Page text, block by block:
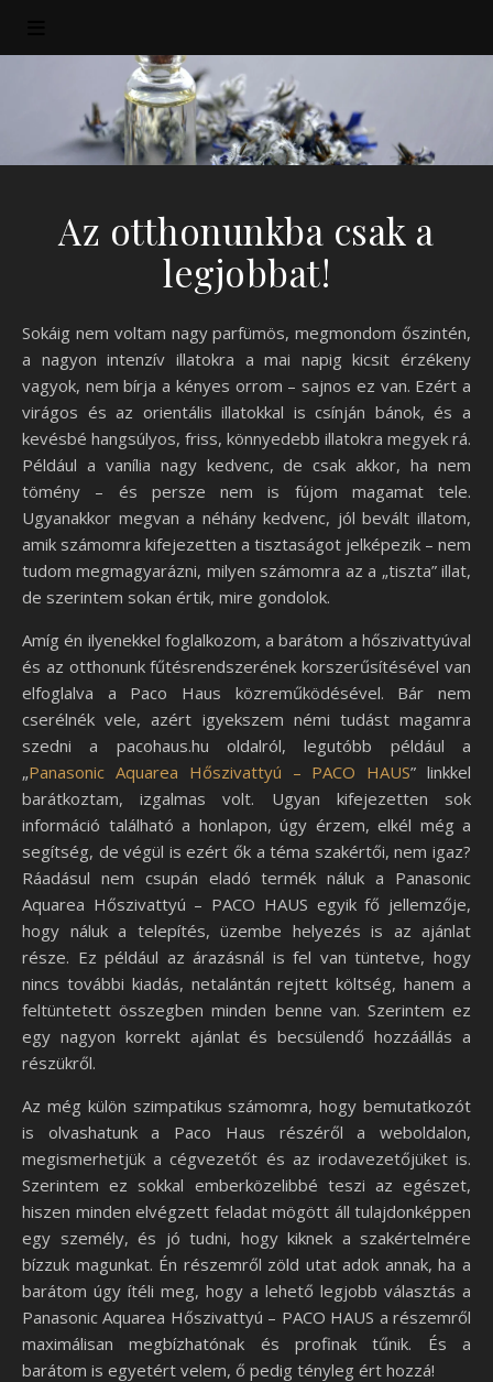
Az otthonunkba csak a
legjobbat!
Sokáig nem voltam nagy parfümös, megmondom őszintén,
a nagyon intenzív illatokra a mai napig kicsit érzékeny
vagyok, nem bírja a kényes orrom – sajnos ez van. Ezért a
virágos és az orientális illatokkal is csínján bánok, és a
kevésbé hangsúlyos, friss, könnyedebb illatokra megyek rá.
Például a vanília nagy kedvenc, de csak akkor, ha nem
tömény – és persze nem is fújom magamat tele.
Ugyanakkor megvan a néhány kedvenc, jól bevált illatom,
amik számomra kifejezetten a tisztaságot jelképezik – nem
tudom megmagyarázni, milyen számomra az a „tiszta” illat,
de szerintem sokan értik, mire gondolok.
Amíg én ilyenekkel foglalkozom, a barátom a hőszivattyúval
és az otthonunk fűtésrendszerének korszerűsítésével van
elfoglalva a Paco Haus közreműködésével. Bár nem
cserélnék vele, azért igyekszem némi tudást magamra
szedni a pacohaus.hu oldalról, legutóbb például a
„Panasonic Aquarea Hőszivattyú – PACO HAUS” linkkel
barátkoztam, izgalmas volt. Ugyan kifejezetten sok
információ található a honlapon, úgy érzem, elkél még a
segítség, de végül is ezért ők a téma szakértői, nem igaz?
Ráadásul nem csupán eladó termék náluk a Panasonic
Aquarea Hőszivattyú – PACO HAUS egyik fő jellemzője,
hogy náluk a telepítés, üzembe helyezés is az ajánlat
része. Ez például az árazásnál is fel van tüntetve, hogy
nincs további kiadás, netalántán rejtett költség, hanem a
feltüntetett összegben minden benne van. Szerintem ez
egy nagyon korrekt ajánlat és becsülendő hozzáállás a
részükről.
Az még külön szimpatikus számomra, hogy bemutatkozót
is olvashatunk a Paco Haus részéről a weboldalon,
megismerhetjük a cégvezetőt és az irodavezetőjüket is.
Szerintem ez sokkal emberközelibbé teszi az egészet,
hiszen minden elvégzett feladat mögött áll tulajdonképpen
egy személy, és jó tudni, hogy kiknek a szakértelmére
bízzuk magunkat. Én részemről zöld utat adok annak, ha a
barátom úgy ítéli meg, hogy a lehető legjobb választás a
Panasonic Aquarea Hőszivattyú – PACO HAUS a részemről
maximálisan megbízhatónak és profinak tűnik. És a
barátom is egyetért velem, ő pedig tényleg ért hozzá!